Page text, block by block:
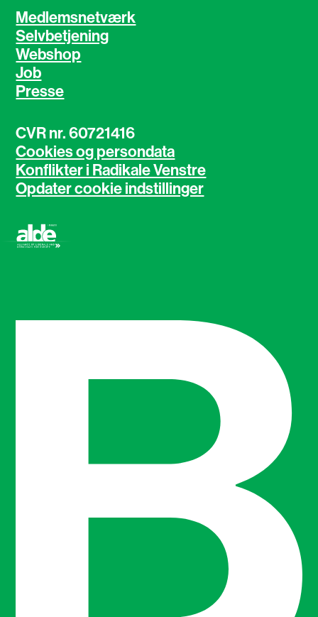
Medlemsnetværk
Selvbetjening
Webshop
Job
Presse
CVR nr. 60721416
Cookies og persondata
Konflikter i Radikale Venstre
Opdater cookie indstillinger